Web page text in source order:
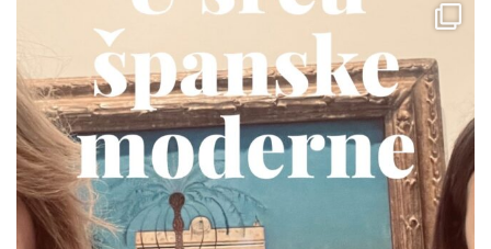
via.carrera
Jul 19